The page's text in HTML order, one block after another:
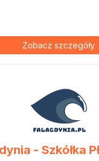
Zobacz szczegóły
- Szkółka